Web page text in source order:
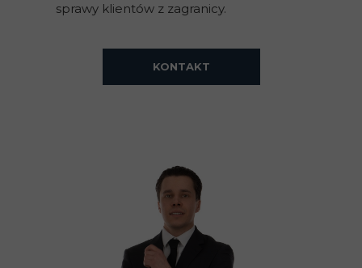
KONTAKT
sprawy klientów z zagranicy.